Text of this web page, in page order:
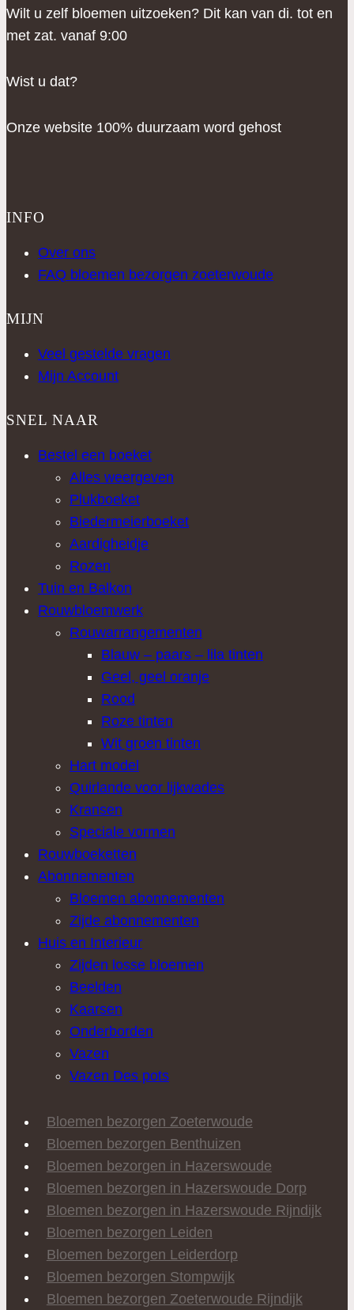
Wilt u zelf bloemen uitzoeken? Dit kan van di. tot en
met zat. vanaf 9:00
Wist u dat?
Onze website 100% duurzaam word gehost
INFO
Over ons
FAQ bloemen bezorgen zoeterwoude
MIJN
Veel gestelde vragen
Mijn Account
SNEL NAAR
Bestel een boeket
Alles weergeven
Plukboeket
Biedermeierboeket
Aardigheidje
Rozen
Tuin en Balkon
Rouwbloemwerk
Rouwarrangementen
Blauw – paars – lila tinten
Geel, geel oranje
Rood
Roze tinten
Wit groen tinten
Hart model
Quirlande voor lijkwades
Kransen
Speciale vormen
Rouwboeketten
Abonnementen
Bloemen abonnementen
Zijde abonnementen
Huis en Interieur
Zijden losse bloemen
Beelden
Kaarsen
Onderborden
Vazen
Vazen Des pots
Bloemen bezorgen Zoeterwoude
Bloemen bezorgen Benthuizen
Bloemen bezorgen in Hazerswoude
Bloemen bezorgen in Hazerswoude Dorp
Bloemen bezorgen in Hazerswoude Rijndijk
Bloemen bezorgen Leiden
Bloemen bezorgen Leiderdorp
Bloemen bezorgen Stompwijk
Bloemen bezorgen Zoeterwoude Rijndijk